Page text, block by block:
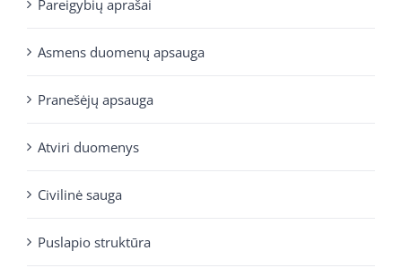
Pareigybių aprašai
Asmens duomenų apsauga
Pranešėjų apsauga
Atviri duomenys
Civilinė sauga
Puslapio struktūra